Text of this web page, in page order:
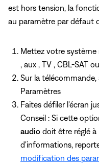
est hors tension, la
au paramètre par défaut
Mettez votre
, aux , TV , CBL-SAT
Sur la télécommande,
Paramètres
Faites défiler l'écran
Conseil : Si cette
audio doit être réglé à
d'informations,
modification des